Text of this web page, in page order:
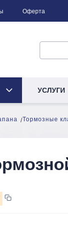
Оферта
УСЛУГИ
Тормозные